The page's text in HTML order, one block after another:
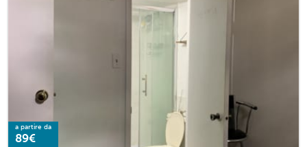
a partire da
89€